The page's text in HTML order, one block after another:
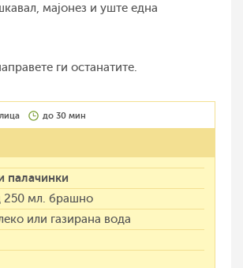
мајонез и уште една
ги останатите.
до 30 мин
палачинки
250 мл. брашно
или газирана вода